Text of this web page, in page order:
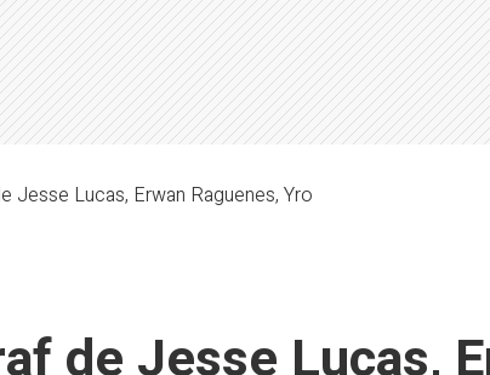
Jesse Lucas, Erwan Raguenes, Yro